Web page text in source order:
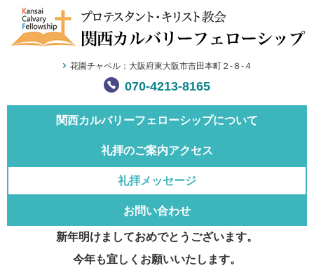
花園チャペル：大阪府東大阪市吉田本町２-８-４
070-4213-8165
関西カルバリーフェローシップについて
礼拝のご案内アクセス
礼拝メッセージ
お問い合わせ
新年明けましておめでとうございます。
今年も宜しくお願いいたします。